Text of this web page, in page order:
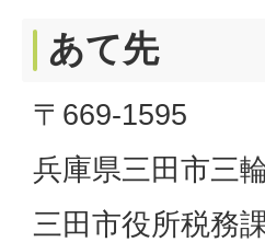
あて先
〒669-1595
兵庫県三田市三
三田市役所税務